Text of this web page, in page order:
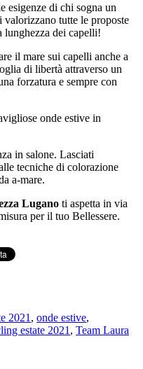
esigenze di chi sogna un
tutte le proposte
lunghezza dei capelli!
il mare sui capelli anche a
di libertà attraverso un
forzatura e sempre con
onde estive in
in salone. Lasciati
tecniche di colorazione
a-mare.
Lugano ti aspetta in via
per il tuo Bellessere.
2021 , onde estive,
estate 2021 , Team Laura